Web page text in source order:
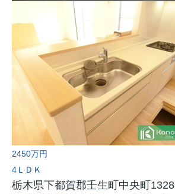
2450万円
4ＬＤＫ
栃木県下都賀郡壬生町中央町